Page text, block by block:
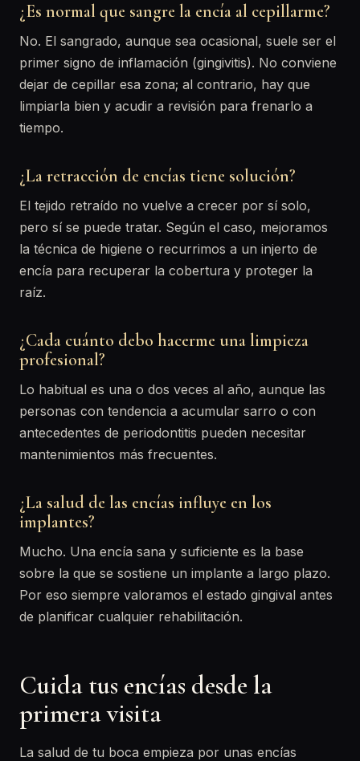
¿Es normal que sangre la encía al cepillarme?
No. El sangrado, aunque sea ocasional, suele ser el
primer signo de inflamación (gingivitis). No conviene
dejar de cepillar esa zona; al contrario, hay que
limpiarla bien y acudir a revisión para frenarlo a
tiempo.
¿La retracción de encías tiene solución?
El tejido retraído no vuelve a crecer por sí solo,
pero sí se puede tratar. Según el caso, mejoramos
la técnica de higiene o recurrimos a un injerto de
encía para recuperar la cobertura y proteger la
raíz.
¿Cada cuánto debo hacerme una limpieza
profesional?
Lo habitual es una o dos veces al año, aunque las
personas con tendencia a acumular sarro o con
antecedentes de periodontitis pueden necesitar
mantenimientos más frecuentes.
¿La salud de las encías influye en los
implantes?
Mucho. Una encía sana y suficiente es la base
sobre la que se sostiene un implante a largo plazo.
Por eso siempre valoramos el estado gingival antes
de planificar cualquier rehabilitación.
Cuida tus encías desde la
primera visita
La salud de tu boca empieza por unas encías